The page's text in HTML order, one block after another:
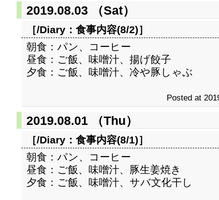
2019.08.03 （Sat）
［/Diary： 食事内容(8/2)］
朝食：パン、コーヒー
昼食：ご飯、味噌汁、揚げ餃子
夕食：ご飯、味噌汁、冷や豚しゃぶ
Posted at
2019.08.01 （Thu）
［/Diary： 食事内容(8/1)］
朝食：パン、コーヒー
昼食：ご飯、味噌汁、豚生姜焼き
夕食：ご飯、味噌汁、サバ文化干し